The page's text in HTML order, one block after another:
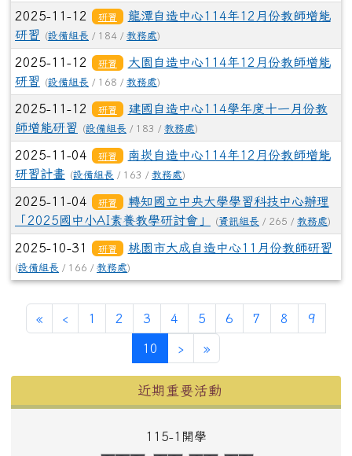
2025-11-12 研習
龍潭自造中心114年12月份教師增能
研習
(設備組長 / 184 / 教務處)
2025-11-12 研習
大園自造中心114年12月份教師增能
研習
(設備組長 / 168 / 教務處)
2025-11-12 研習
建國自造中心114學年度十一月份教
師增能研習
(設備組長 / 183 / 教務處)
2025-11-04 研習
南崁自造中心114年12月份教師增能
研習計畫 (設備組長 / 163 / 教務處)
2025-11-04 研習
轉知國立中央大學學習科技中心辦理
「2025國中小AI素養教學研討會」
(資訊組長 / 265 / 教務處)
2025-10-31 研習 桃園市大成自造中心11月份教師研習
(設備組長 / 166 / 教務處)
«第一頁
‹ 上一頁
1 2 3 4 5 6 7 8 9
10 (目前頁次)
›下一頁
»最後頁
近期重要活動
115-1開學
1
0
4 1